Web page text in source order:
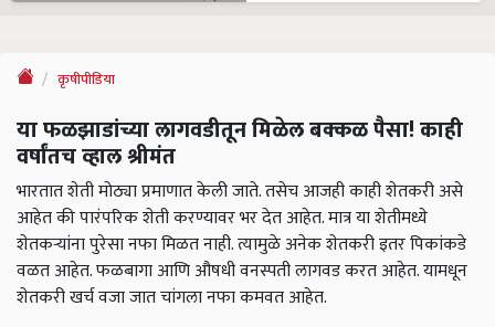
कृषीपीडिया
या फळझाडांच्या लागवडीतून मिळेल बक्कळ पैसा! काही
वर्षांतच व्हाल श्रीमंत
भारतात शेती मोठ्या प्रमाणात केली जाते. तसेच आजही काही शेतकरी असे
आहेत की पारंपरिक शेती करण्यावर भर देत आहेत. मात्र या शेतीमध्ये
शेतकऱ्यांना पुरेसा नफा मिळत नाही. त्यामुळे अनेक शेतकरी इतर पिकांकडे
वळत आहेत. फळबागा आणि औषधी वनस्पती लागवड करत आहेत. यामधून
शेतकरी खर्च वजा जात चांगला नफा कमवत आहेत.